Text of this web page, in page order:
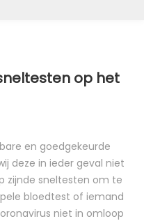
op het
en goedgekeurde
deze in ieder geval niet
zijnde sneltesten om te
bloedtest of iemand
niet in omloop